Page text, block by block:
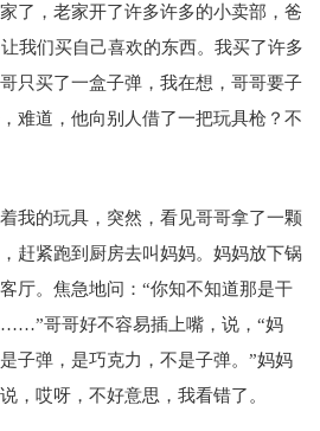
了，老家开了许多许多的小卖部，爸
我们买自己喜欢的东西。我买了许多
只买了一盒子弹，我在想，哥哥要子
难道，他向别人借了一把玩具枪？不
我的玩具，突然，看见哥哥拿了一颗
赶紧跑到厨房去叫妈妈。妈妈放下锅
厅。焦急地问：“你知不知道那是干
哥哥好不容易插上嘴，说，“妈
子弹，是巧克力，不是子弹。”妈妈
，哎呀，不好意思，我看错了。